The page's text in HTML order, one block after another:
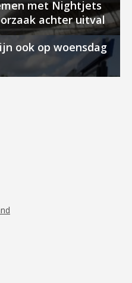
met Nightjets
achter uitval
ook op woensdag